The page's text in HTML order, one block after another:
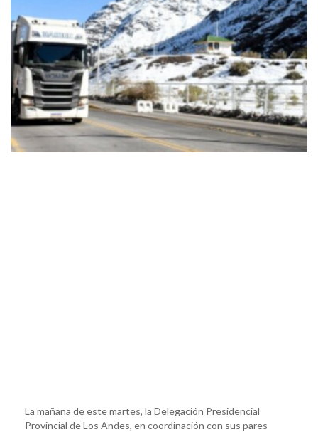
La mañana de este martes, la Delegación Presidencial
Provincial de Los Andes, en coordinación con sus pares